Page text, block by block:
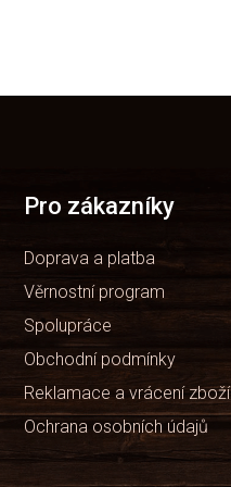
Pro zákazníky
Doprava a platba
Věrnostní program
Spolupráce
Obchodní podmínky
Reklamace a vrácení zboží
Ochrana osobních údajů